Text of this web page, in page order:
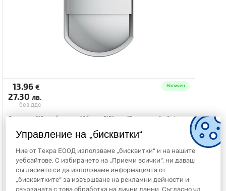
Управление на „бисквитки“
Ние от Текра ЕООД използваме „бисквитки“ и на нашите
уебсайтове. С избирането на „Приеми всички“, ни даваш
съгласието си да използваме информацията от
„бисквитките“ за извършване на рекламни дейности и
свързаната с това обработка на лични данни. Съгласно чл.
13.96 €
27.30 лв.
без ддс
Наличен
Детектор PIR комбиниран "Обемен PIR" или "Тип завеса" - Optex
FLX-S-ST
Optex
OX08834
1 бр. Пакетаж(400 бр.)